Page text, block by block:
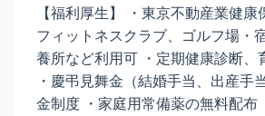
【福利厚生】 ・東京不動産業健康
フィットネスクラブ、ゴルフ場・
養所など利用可 ・定期健康診断、
・慶弔見舞金（結婚手当、出産手
金制度 ・家庭用常備薬の無料配布